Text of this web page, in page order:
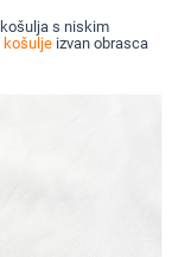
s niskim
košulje izvan obrasca